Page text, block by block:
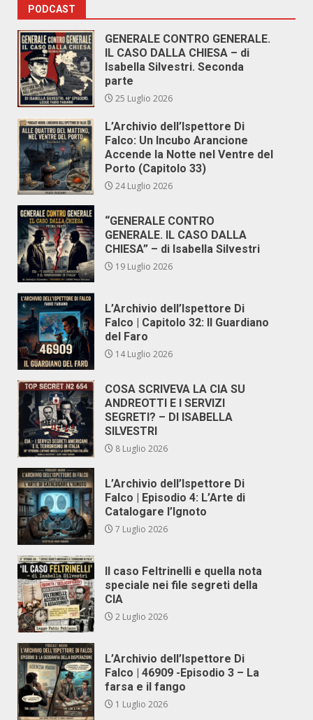
PODCAST
GENERALE CONTRO GENERALE.
IL CASO DALLA CHIESA – di
Isabella Silvestri. Seconda
parte
25 Luglio 2026
L’Archivio dell’Ispettore Di
Falco: Un Incubo Arancione
Accende la Notte nel Ventre del
Porto (Capitolo 33)
24 Luglio 2026
“GENERALE CONTRO
GENERALE. IL CASO DALLA
CHIESA” – di Isabella Silvestri
19 Luglio 2026
L’Archivio dell’Ispettore Di
Falco | Capitolo 32: Il Guardiano
del Faro
14 Luglio 2026
COSA SCRIVEVA LA CIA SU
ANDREOTTI E I SERVIZI
SEGRETI? – DI ISABELLA
SILVESTRI
8 Luglio 2026
L’Archivio dell’Ispettore Di
Falco | Episodio 4: L’Arte di
Catalogare l’Ignoto
7 Luglio 2026
Il caso Feltrinelli e quella nota
speciale nei file segreti della
CIA
2 Luglio 2026
L’Archivio dell’Ispettore Di
Falco | 46909 -Episodio 3 – La
farsa e il fango
1 Luglio 2026